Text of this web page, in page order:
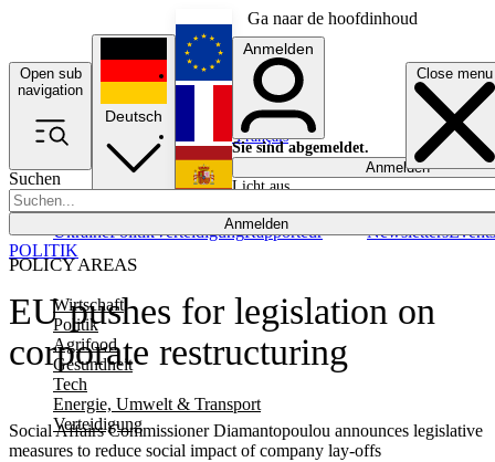
Ga naar de hoofdinhoud
Open sub
navigation
Close menu
Suchen
Anmelden
POLICY AREAS
Wirtschaft
Politik
Agrifood
Gesundheit
Tech
Energie, Umwelt & Transport
Verteidigung
UkrainePolitikVerteidigungRapporteur NewslettersEvents
Deutsch
English
Français
Anmelden
Sie sind abgemeldet.
Anmelden
Licht aus
EU pushes for legislation on
corporate restructuring
Social Affairs Commissioner Diamantopoulou announces legislative
measures to reduce social impact of company lay-offs
POLITIK